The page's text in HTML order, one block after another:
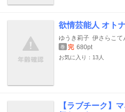
欲情芸能人 オト
ゆうき莉子 伊さらこて
巻 完 680pt
お気に入り：13人
【ラブチーク】